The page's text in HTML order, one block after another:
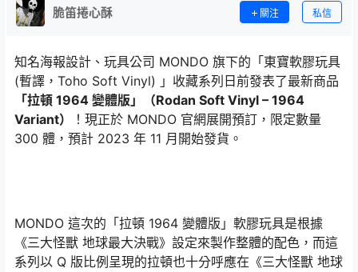
脆笛捲心酥 關注 私信
知名海報設計、玩具公司 MONDO 旗下的「東寶軟膠玩具
(暫譯，Toho Soft Vinyl) 」收藏系列日前發表了最新商品
「拉頓 1964 變體版」（Rodan Soft Vinyl – 1964
Variant）
！現正於 MONDO 官網展開預訂，限定數量
300 體，預計 2023 年 11 月開始發貨。
MONDO 這次的「拉頓 1964 變體版」軟膠玩具是根據
《三大怪獸 地球最大決戰》設定來製作整體的配色，而這
系列以 Q 版比例呈現的拉頓也十分呼應在《三大怪獸 地球